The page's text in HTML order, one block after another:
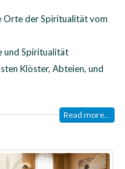
Orte der Spiritualität vom
und Spiritualität
Klöster, Abteien, und
Read more...